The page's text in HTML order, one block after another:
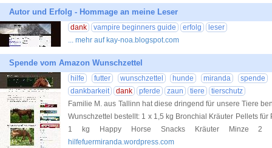
Autor und Erfolg - Hommage an meine Leser
dank vampire beginners guide erfolg
leser
... mehr auf kay-noa.blogspot.com
Spende vom Amazon Wunschzettel
hilfe futter wunschzettel hunde miranda
spende
dankbarkeit
dank pferde zaun tiere
tierschutz
Familie M. aus Tallinn hat diese dringend für unsere Tiere
Wunschzettel bestellt: 1 x 1,5 kg Bronchial Kräuter Pellets
1 kg Happy Horse Snacks Kräuter Minze 2
hilfefuermiranda.wordpress.com